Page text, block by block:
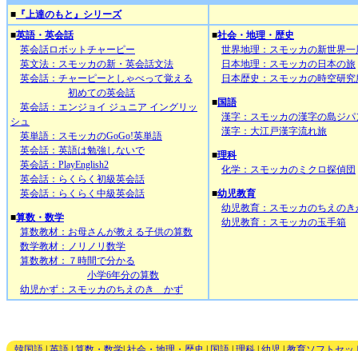
■ 『上達のもと』シリーズ
■英語・英会話
英会話ロボットチャーピー
英文法：スモッカの新・英会話文法
英会話：チャーピーとしゃべって覚える
初めての英会話
英会話：エンジョイ ジュニア イングリッ
シュ
英単語：スモッカのGoGo!英単語
英会話：英語は勉強しないで
英会話：PlayEnglish2
英会話：らくらく初級英会話
英会話：らくらく中級英会話
■算数・数学
算数教材：お母さんが教える子供の算数
数学教材：ノリノリ数学
算数教材：７時間で分かる
小学6年分の算数
幼児かず：スモッカのちえのき かず
■社会・地理・歴史
世界地理：スモッカの新世界一
日本地理：スモッカの日本の旅
日本歴史：スモッカの時空研究
■国語
漢字：スモッカの漢字の島ジパ
漢字：大江戸漢字流れ旅
■理科
化学：スモッカのミクロ探偵団
■幼児教育
幼児教育：スモッカのちえのき
幼児教育：スモッカの玉手箱